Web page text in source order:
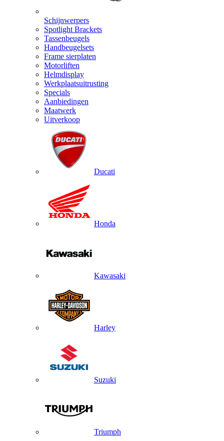
Schijnwerpers
Spotlight Brackets
Tassenbeugels
Handbeugelsets
Frame sierplaten
Motorliften
Helmdisplay
Werkplaatsuitrusting
Specials
Aanbiedingen
Maatwerk
Uitverkoop
Ducati
Honda
Kawasaki
Harley
Suzuki
Triumph